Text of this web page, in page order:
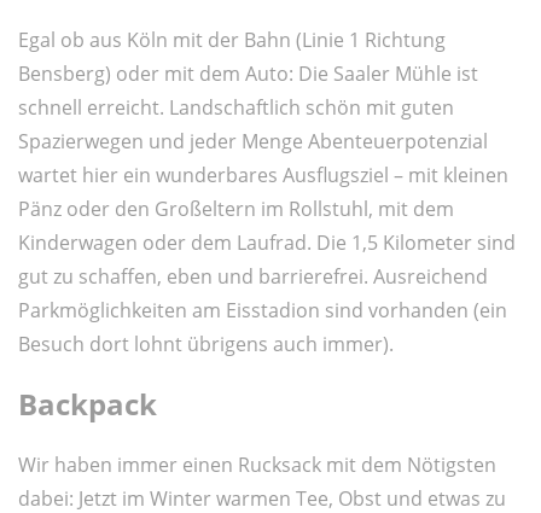
Egal ob aus Köln mit der Bahn (Linie 1 Richtung
Bensberg) oder mit dem Auto: Die Saaler Mühle ist
schnell erreicht. Landschaftlich schön mit guten
Spazierwegen und jeder Menge Abenteuerpotenzial
wartet hier ein wunderbares Ausflugsziel – mit kleinen
Pänz oder den Großeltern im Rollstuhl, mit dem
Kinderwagen oder dem Laufrad. Die 1,5 Kilometer sind
gut zu schaffen, eben und barrierefrei. Ausreichend
Parkmöglichkeiten am Eisstadion sind vorhanden (ein
Besuch dort lohnt übrigens auch immer).
Backpack
Wir haben immer einen Rucksack mit dem Nötigsten
dabei: Jetzt im Winter warmen Tee, Obst und etwas zu